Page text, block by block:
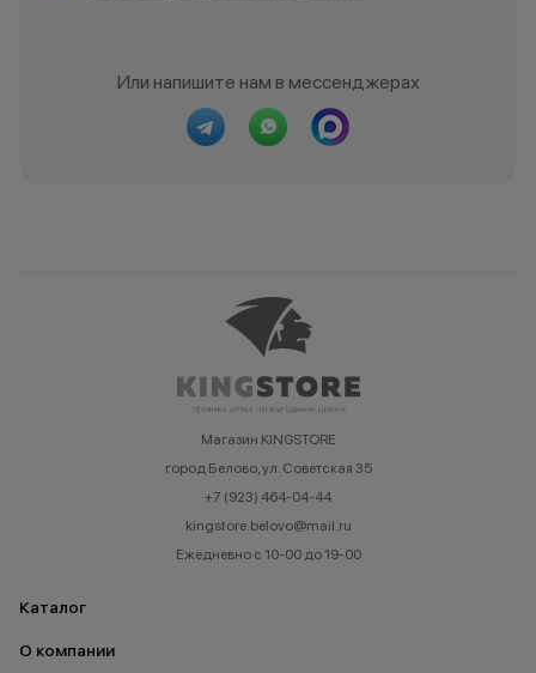
Или напишите нам в мессенджерах
Магазин KINGSTORE
город Белово, ул. Советская 35
+7 (923) 464-04-44
kingstore.belovo@mail.ru
Ежедневно с 10-00 до 19-00
Каталог
О компании